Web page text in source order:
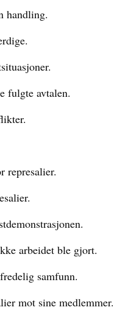
handling.
fulgte avtalen.
represalier.
arbeidet ble gjort.
samfunn.
mot sine medlemmer.